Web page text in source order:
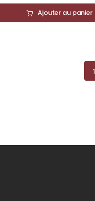
Ajouter au panier
1